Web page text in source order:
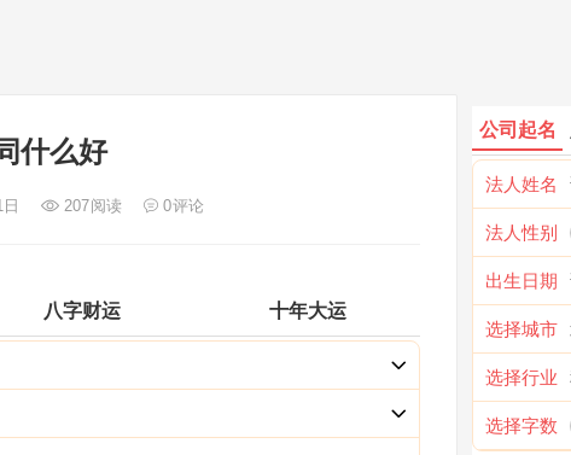
什么好
207阅读 0评论
八字财运 十年大运
公司起名
法人姓名
法人性别
出生日期
选择城市
选择行业
选择字数